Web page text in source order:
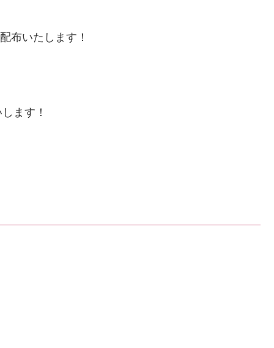
いたします！
ます！